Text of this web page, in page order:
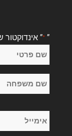
"
*
"
שֵׁם
*
פרטי
משפחה
אימייל
*